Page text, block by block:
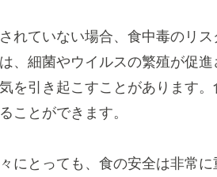
れていない場合、食中毒のリ
、細菌やウイルスの繁殖が促
を引き起こすことがあります
ことができます。
にとっても、食の安全は非常